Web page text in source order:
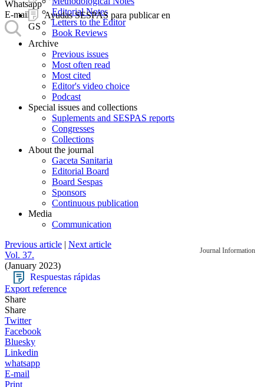
Ayudas SESPAS para publicar en
GS
Whatsapp
E-mail
Editorial Notes
Letters to the Editor
Book Reviews
Archive
Previous issues
Most often read
Most cited
Editor's video choice
Podcast
Special issues and collections
Suplements and SESPAS reports
Congresses
Collections
About the journal
Gaceta Sanitaria
Editorial Board
Board Sespas
Sponsors
Continuous publication
Media
Communication
Journal Information
Previous article | Next article
Vol. 37.
(January 2023)
Respuestas rápidas
Export reference
Share
Share
Twitter
Facebook
Bluesky
Linkedin
whatsapp
E-mail
Print